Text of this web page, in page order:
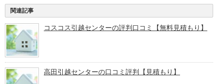
関連記事
コスコス引越センターの評判口コミ【無料見積もり】
高田引越センターの口コミ評判【見積もり】